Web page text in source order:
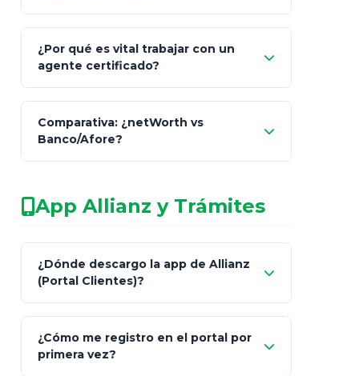
Seguros y Fianzas (CNSF)
netWorth
patrimonio con asesores informales en
redes sociales.
¿Por qué es vital trabajar con un
agente certificado?
consultor técnico
legalmente facultado
Comparativa: ¿netWorth vs
Banco/Afore?
Característica netWorth (Certificado)
Fiscalidad Estrategia Art. 151 / 93
App Allianz y Trámites
¿Dónde descargo la app de Allianz
(Portal Clientes)?
Client"
¿Cómo me registro en el portal por
primera vez?